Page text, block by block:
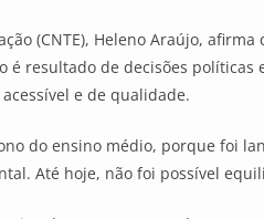
(CNTE), Heleno Araújo,
resultado de decisões
e de qualidade.
do ensino médio, porque foi
Até hoje, não foi possível